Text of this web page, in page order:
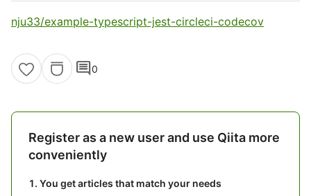
nju33/example-typescript-jest-circleci-codecov
comment0
Register as a new user and use Qiita more
conveniently
You get articles that match your needs